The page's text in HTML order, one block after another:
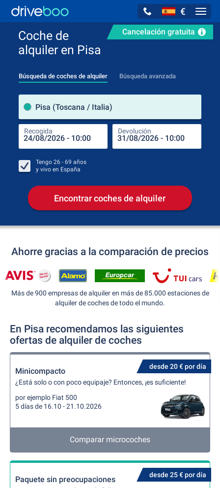
€
Cancelación gratuita
Coche de
alquiler en Pisa
Búsqueda de coches de alquiler Búsqueda avanzada
Pisa (Toscana / Italia)
Recogida Devolución
Tengo 26 - 69 años
y vivo en España
Encontrar coches de alquiler
Ahorre gracias a la comparación de precios
Más de 900 empresas de alquiler en más de 85.000 estaciones de
alquiler de coches de todo el mundo.
En Pisa recomendamos las siguientes
ofertas de alquiler de coches
desde 20 € por día
Minicompacto
¿Está solo o con poco equipaje? Entonces, ¡es suficiente!
por ejemplo Fiat 500
5 días de 16.10 - 21.10.2026
Comparar microcoches
desde 25 € por día
Paquete sin preocupaciones